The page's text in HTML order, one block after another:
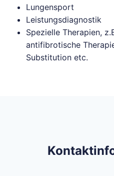
Lungensport
Leistungsdiagnostik
Spezielle Therapien,
antifibrotische
Substitution etc.